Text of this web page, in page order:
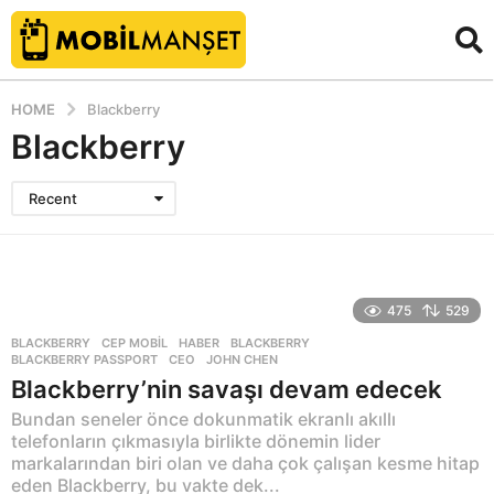
HOME Blackberry
Blackberry
Recent
475 529
BLACKBERRY ,CEP MOBIL ,HABER BLACKBERRY
BLACKBERRY PASSPORT
,CEO ,JOHN CHEN
Blackberry’nin savaşı devam edecek
Bundan seneler önce dokunmatik ekranlı akıllı
telefonların çıkmasıyla birlikte dönemin lider
markalarından biri olan ve daha çok çalışan kesme hitap
eden Blackberry, bu vakte dek...